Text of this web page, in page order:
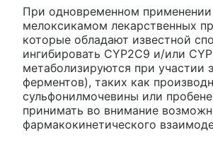
При одновременном применении
мелоксикамом лекарственных
которые обладают известной
ингибировать CYP2C9 и/или
метаболизируются при участии
ферментов), таких как
сульфонилмочевины или
принимать во внимание
фармакокинетического